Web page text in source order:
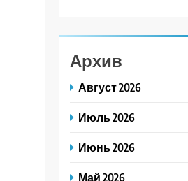
Архив
Август 2026
Июль 2026
Июнь 2026
Май 2026